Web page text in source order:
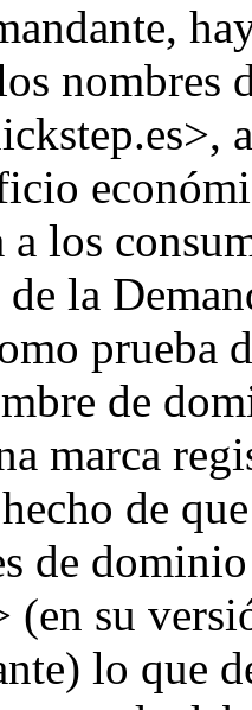
nombres
a los
de la
prueba
de
marca
de
de
(en su
lo que